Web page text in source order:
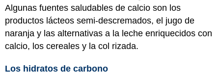
Algunas fuentes saludables de calcio son los
productos lácteos semi-descremados, el jugo de
naranja y las alternativas a la leche enriquecidos con
calcio, los cereales y la col rizada.
Los hidratos de carbono